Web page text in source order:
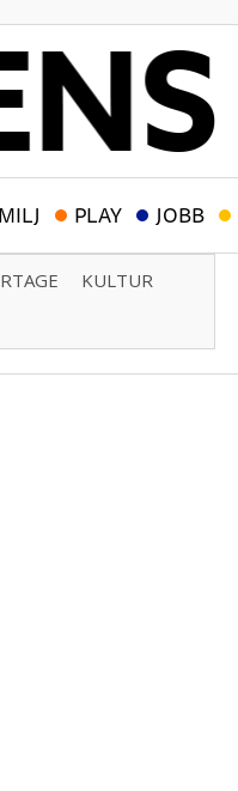
PLAY JOBB
KULTUR